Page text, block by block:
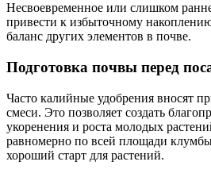
Несвоевременное или слишком
привести к избыточному
баланс других элементов в почве.
Подготовка почвы перед
Часто калийные удобрения вносят
смеси. Это позволяет создать
укоренения и роста молодых
равномерно по всей площади
хороший старт для растений.